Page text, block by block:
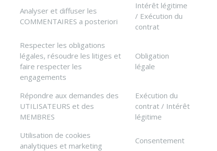
Analyser et diffuser les
COMMENTAIRES a posteriori
Intérêt légitime
/ Exécution du
contrat
Respecter les obligations
légales, résoudre les litiges et
faire respecter les
engagements
Obligation
légale
Répondre aux demandes des
UTILISATEURS et des
MEMBRES
Exécution du
contrat / Intérêt
légitime
Utilisation de cookies
analytiques et marketing
Consentement